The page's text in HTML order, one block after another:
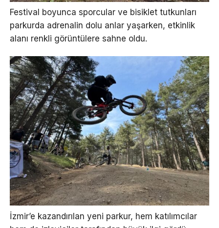
Festival boyunca sporcular ve bisiklet tutkunları
parkurda adrenalin dolu anlar yaşarken, etkinlik
alanı renkli görüntülere sahne oldu.
İzmir’e kazandırılan yeni parkur, hem katılımcılar